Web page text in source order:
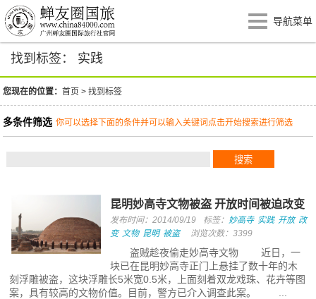
导航菜单
找到标签： 实践
您现在的位置：首页 >找到标签
多条件筛选 你可以选择下面的条件并可以输入关键词点击开始搜索进行筛选
昆明妙高寺文物被盗 开放时间被迫改变
发布时间：2014/09/19 标签： 妙高寺 实践 开放 改
变 文物 昆明 被盗 浏览次数：3399
盗贼趁夜偷走妙高寺文物 近日，一
块已在昆明妙高寺正门上悬挂了数十年的木
刻浮雕被盗，这块浮雕长5米宽0.5米，上面刻着双龙戏珠、花卉等图
案，具有较高的文物价值。目前，警方已介入调查此案。 ...